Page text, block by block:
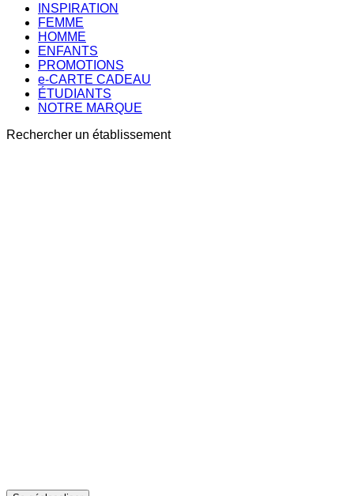
INSPIRATION
FEMME
HOMME
ENFANTS
PROMOTIONS
e-CARTE CADEAU
ÉTUDIANTS
NOTRE MARQUE
Rechercher un établissement